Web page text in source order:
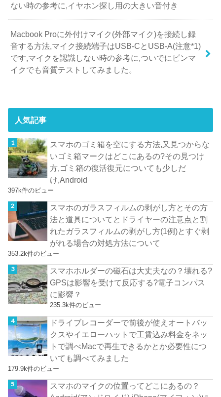
ない時の参考に,イヤホン探し用の大きい音付き
Macbook Proに外付けマイク(外部マイク)を接続し録
音する方法,マイク接続端子はUSB-CとUSB-A(注意*1)
です,マイクを認識しない時の参考に,ついでにピンマ
イクでも音質テストしてみました。
人気記事
スマホのゴミ箱を空にする方法,又見つからな
いゴミ箱マークはどこにあるの?その見つけ
方,ゴミ箱の復活復元についても少しだ
け,Android
397k件のビュー
スマホのガラスフィルムの剥がし方とその方
法と道具についてとドライヤーの注意点と割
れたガラスフィルムの剥がし方(1例)とすぐ剥
がれる場合の対処方法について
353.2k件のビュー
スマホホルダーの磁石は大丈夫なの？壊れる?
GPSは影響を受けて反応する?電子コンパス
に影響？
235.3k件のビュー
ドライブレコーダーで前後が使えオートバッ
クスやイエローハットで工賃込み料金をネッ
トで調べMacで再生できるかとか必要性につ
いても調べてみました
179.9k件のビュー
スマホのマイクの位置ってどこにあるの？